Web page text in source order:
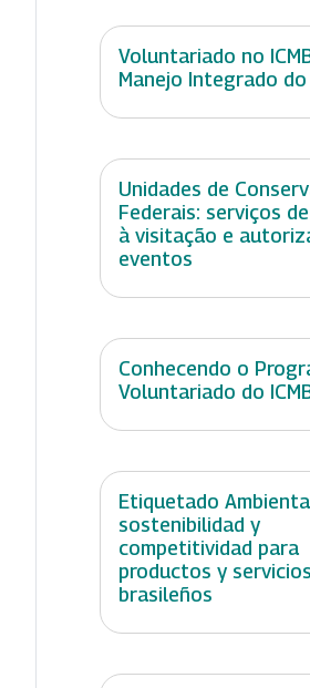
Voluntariado no
Manejo Integrado
Unidades de
Federais: serviços
à visitação e
eventos
Conhecendo o
Voluntariado do
Etiquetado
sostenibilidad y
competitividad para
productos y servicios
brasileños